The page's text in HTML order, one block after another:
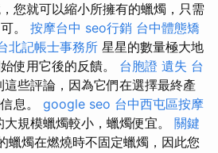
您就可以縮小所擁有的蠟燭，只需
。 按摩台中 seo行銷 台中體態矯
北記帳士事務所 星星的數量極大地
使用它後的反饋。 台胞證 遺失 台
這些評論，因為它們在選擇最終產
息。 google seo 台中西屯區按摩
規模蠟燭較小，蠟燭便宜。 關鍵
蠟燭在燃燒時不固定蠟燭，因此您